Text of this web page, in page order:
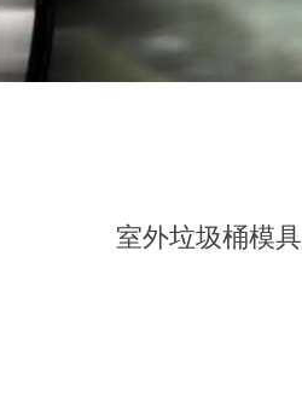
室外垃圾桶模具